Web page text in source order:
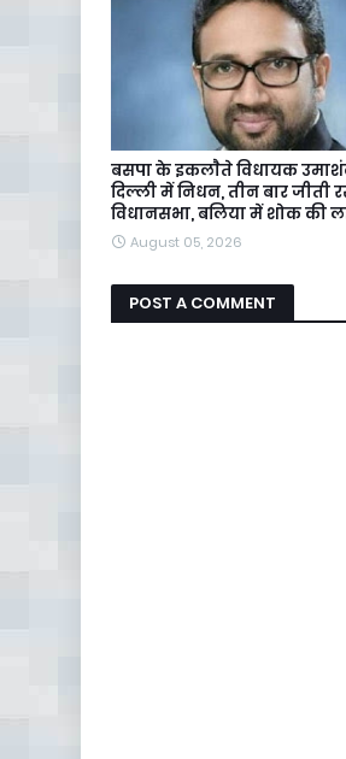
बसपा के इकलाैते विधायक
दिल्ली में निधन, तीन बार जीती
विधानसभा, बलिया में शोक की
August 05, 2026
POST A COMMENT